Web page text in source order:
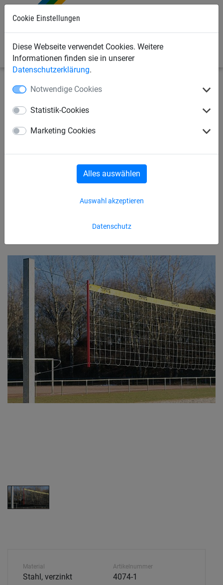
Cookie Einstellungen
Diese Webseite verwendet Cookies. Weitere
Informationen finden sie in unserer
Datenschutzerklärung.
Notwendige Cookies
Statistik-Cookies
Marketing Cookies
Datenschutz
Auswahl akzeptieren
Alles auswählen
Sportnetze Volleyballnetze
Volleyballnetz aus DRALO®,
ca. 2 mm stark, Maschenweite
100 mm
Material
Stahl, verzinkt
Artikelnummer
4074-1